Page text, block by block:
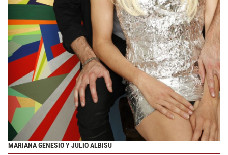
MARIANA GENESIO Y JULIO ALBISU